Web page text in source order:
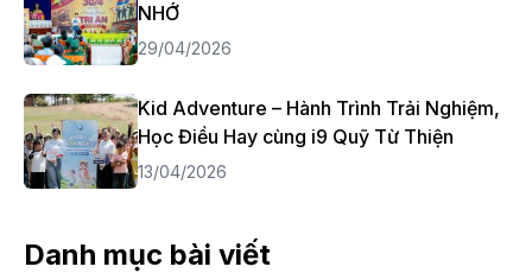
NHỚ
29/04/2026
Kid Adventure – Hành Trình Trải Nghiệm,
Học Điều Hay cùng i9 Quỹ Từ Thiện
13/04/2026
Danh mục bài viết